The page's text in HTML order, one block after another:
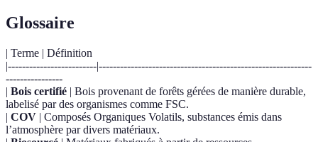
Glossaire
| Terme | Définition
|-------------------------|------------------------------------------------------------
----------------
| Bois certifié | Bois provenant de forêts gérées de manière durable,
labelisé par des organismes comme FSC.
| COV | Composés Organiques Volatils, substances émis dans
l’atmosphère par divers matériaux.